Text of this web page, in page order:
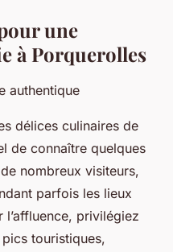
une
à Porquerolles
authentique
délices culinaires de
de connaître quelques
nombreux visiteurs,
parfois les lieux
privilégiez
touristiques,